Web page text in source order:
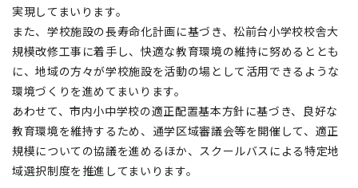
実現してまいります。
また、学校施設の長寿命化計画に基づき、松前台小学校校舎大
規模改修工事に着手し、快適な教育環境の維持に努めるととも
に、地域の方々が学校施設を活動の場として活用できるような
環境づくりを進めてまいります。
あわせて、市内小中学校の適正配置基本方針に基づき、良好な
教育環境を維持するため、通学区域審議会等を開催して、適正
規模についての協議を進めるほか、スクールバスによる特定地
域選択制度を推進してまいります。